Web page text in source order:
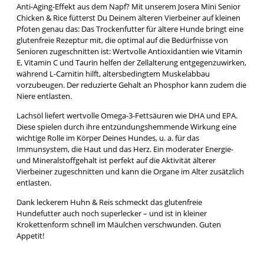
Anti-Aging-Effekt aus dem Napf? Mit unserem Josera Mini Senior
Chicken & Rice fütterst Du Deinem älteren Vierbeiner auf kleinen
Pfoten genau das: Das Trockenfutter für ältere Hunde bringt eine
glutenfreie Rezeptur mit, die optimal auf die Bedürfnisse von
Senioren zugeschnitten ist: Wertvolle Antioxidantien wie Vitamin
E, Vitamin C und Taurin helfen der Zellalterung entgegenzuwirken,
während L-Carnitin hilft, altersbedingtem Muskelabbau
vorzubeugen. Der reduzierte Gehalt an Phosphor kann zudem die
Niere entlasten.
Lachsöl liefert wertvolle Omega-3-Fettsäuren wie DHA und EPA.
Diese spielen durch ihre entzündungshemmende Wirkung eine
wichtige Rolle im Körper Deines Hundes, u. a. für das
Immunsystem, die Haut und das Herz. Ein moderater Energie-
und Mineralstoffgehalt ist perfekt auf die Aktivität älterer
Vierbeiner zugeschnitten und kann die Organe im Alter zusätzlich
entlasten.
Dank leckerem Huhn & Reis schmeckt das glutenfreie
Hundefutter auch noch superlecker – und ist in kleiner
Krokettenform schnell im Mäulchen verschwunden. Guten
Appetit!